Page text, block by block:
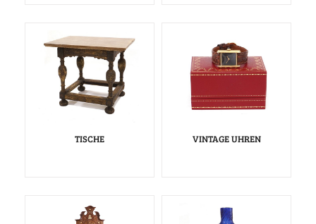
TISCHE VINTAGE UHREN